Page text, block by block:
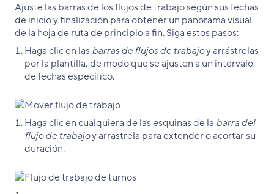
Ajuste las barras de los flujos de trabajo según sus fechas
de inicio y finalización para obtener un panorama visual
de la hoja de ruta de principio a fin. Siga estos pasos:
Haga clic en las barras de flujos de trabajoy arrástrelas
por la plantilla, de modo que se ajusten a un intervalo
de fechas específico.
Haga clic en cualquiera de las esquinas de la barra del
flujo de trabajoy arrástrela para extender o acortar su
duración.